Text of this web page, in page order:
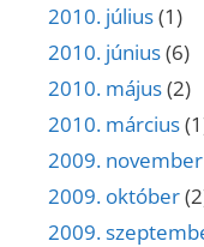
2010. július(1)
2010. június(6)
2010. május(2)
2010. március
2009. november
2009. október
2009.